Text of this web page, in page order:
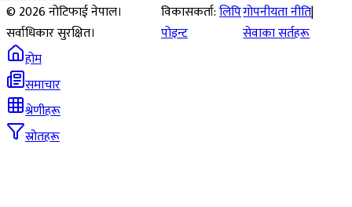
©2026नोटिफाई नेपाल।
सर्वाधिकार सुरक्षित।
विकासकर्ता:लिपि
पोइन्ट
गोपनीयता नीति|
सेवाका सर्तहरू
होम
समाचार
श्रेणीहरू
स्रोतहरू